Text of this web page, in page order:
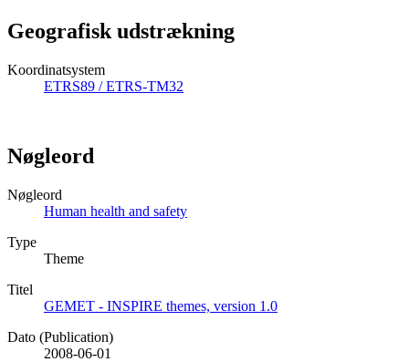
Geografisk udstrækning
Koordinatsystem
ETRS89 / ETRS-TM32
Nøgleord
Nøgleord
Human health and safety
Type
Theme
Titel
GEMET - INSPIRE themes, version 1.0
Dato (Publication)
2008-06-01